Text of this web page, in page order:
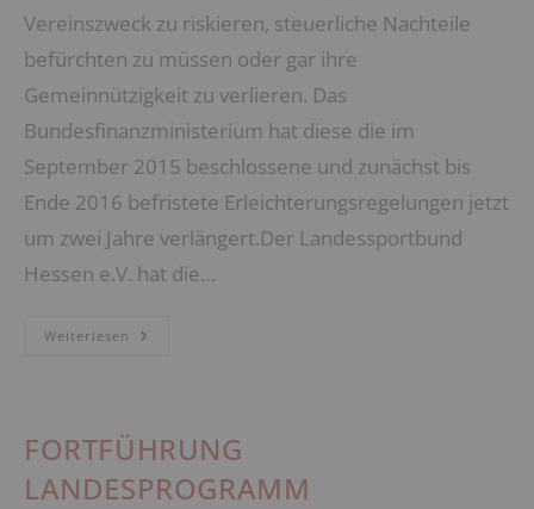
Vereinszweck zu riskieren, steuerliche Nachteile
befürchten zu müssen oder gar ihre
Gemeinnützigkeit zu verlieren. Das
Bundesfinanzministerium hat diese die im
September 2015 beschlossene und zunächst bis
Ende 2016 befristete Erleichterungsregelungen jetzt
um zwei Jahre verlängert.Der Landessportbund
Hessen e.V. hat die…
Weiterlesen KEIN
FORTFÜHRUNG
LANDESPROGRAMM